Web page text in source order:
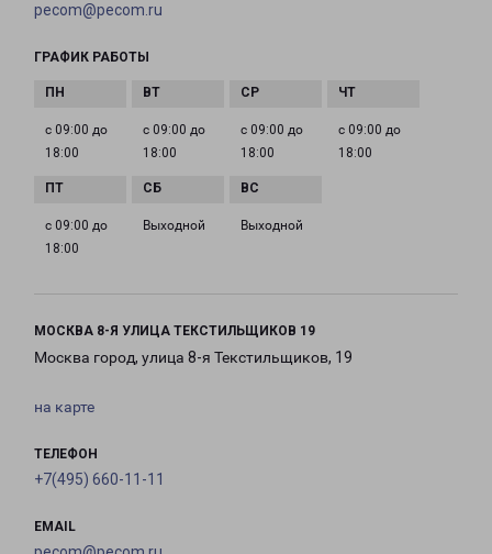
pecom@pecom.ru
ГРАФИК РАБОТЫ
с 09:00 до
18:00
с 09:00 до
18:00
с 09:00 до
18:00
с 09:00 до
18:00
с 09:00 до
18:00
Выходной Выходной
МОСКВА 8-Я УЛИЦА ТЕКСТИЛЬЩИКОВ 19
Москва город, улица 8-я Текстильщиков, 19
на карте
ТЕЛЕФОН
+7(495) 660-11-11
EMAIL